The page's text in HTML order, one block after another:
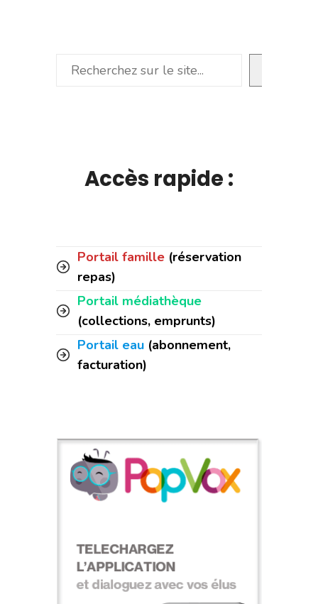
Rechercher
Accès rapide :
Portail famille (réservation
repas)
Portail médiathèque
(collections, emprunts)
Portail eau (abonnement,
facturation)